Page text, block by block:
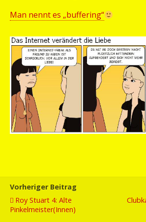
Man nennt es „buffering“
Vorheriger Beitrag
Roy Stuart 4: Alte
Pinkelmeister(innen)